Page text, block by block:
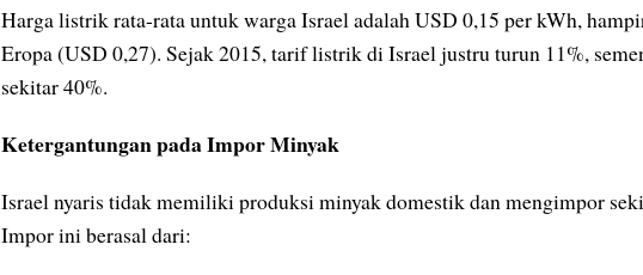
Harga listrik rata-rata untuk warga Israel adalah USD 0,15 per kWh,
Eropa (USD 0,27). Sejak 2015, tarif listrik di Israel justru turun 11%,
sekitar 40%.
Ketergantungan pada Impor Minyak
Israel nyaris tidak memiliki produksi minyak domestik dan mengimpor
Impor ini berasal dari: